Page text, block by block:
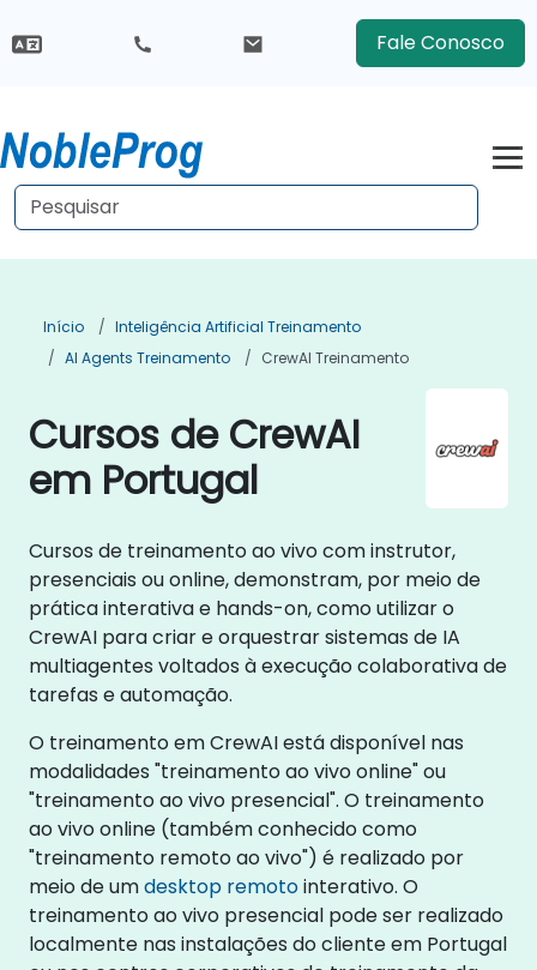
Fale Conosco
Início
Inteligência Artificial Treinamento
AI Agents Treinamento
CrewAI Treinamento
Cursos de CrewAI
em Portugal
Cursos de treinamento ao vivo com instrutor,
presenciais ou online, demonstram, por meio de
prática interativa e hands-on, como utilizar o
CrewAI para criar e orquestrar sistemas de IA
multiagentes voltados à execução colaborativa de
tarefas e automação.
O treinamento em CrewAI está disponível nas
modalidades "treinamento ao vivo online" ou
"treinamento ao vivo presencial". O treinamento
ao vivo online (também conhecido como
"treinamento remoto ao vivo") é realizado por
meio de umdesktop remotointerativo. O
treinamento ao vivo presencial pode ser realizado
localmente nas instalações do cliente em Portugal